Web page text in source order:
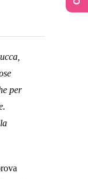
per